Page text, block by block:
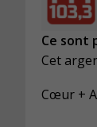
Ce sont
Cet
Cœur +